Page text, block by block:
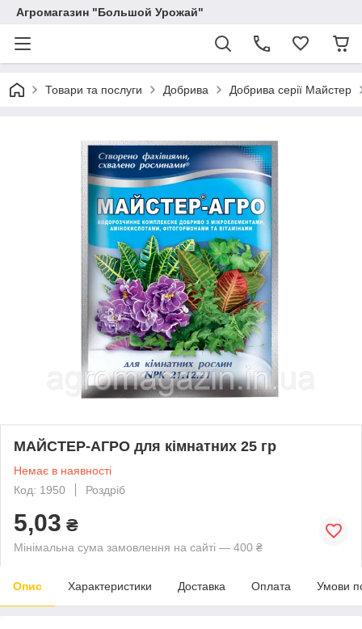
Агромагазин "Большой Урожай"
Товари та послуги Добрива Добрива серії Майстер
МАЙСТЕР-АГРО для кімнатних 25 гр
Немає в наявності
Код: 1950
Роздріб
5,03 ₴
Мінімальна сума замовлення на сайті — 400 ₴
Опис Характеристики Доставка Оплата Умови